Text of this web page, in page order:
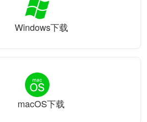
Windows下载
macOS下载